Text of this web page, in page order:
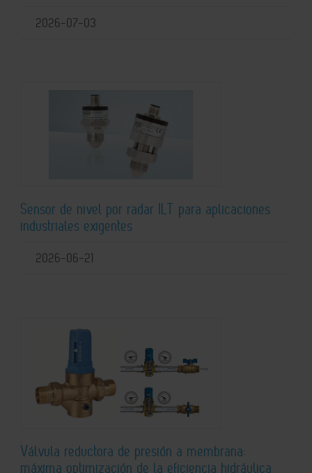
2026-07-03
Sensor de nivel por radar ILT para aplicaciones
industriales exigentes
2026-06-21
Válvula reductora de presión a membrana:
máxima optimización de la eficiencia hidráulica